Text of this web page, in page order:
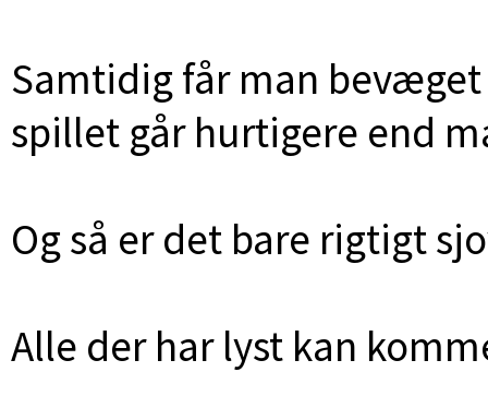
Samtidig får man
spillet går hurtigere end
Og så er det bare rigtigt
Alle der har lyst kan